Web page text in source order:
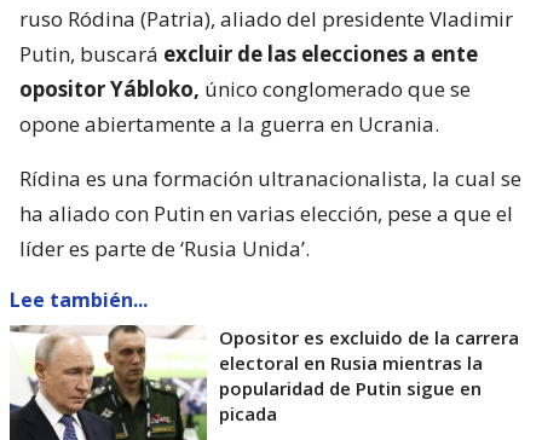
ruso Ródina (Patria), aliado del presidente Vladimir
Putin, buscará excluir de las elecciones a ente
opositor Yábloko, único conglomerado que se
opone abiertamente a la guerra en Ucrania.
Rídina es una formación ultranacionalista, la cual se
ha aliado con Putin en varias elección, pese a que el
líder es parte de ‘Rusia Unida’.
Lee también...
Opositor es excluido de la carrera
electoral en Rusia mientras la
popularidad de Putin sigue en
picada